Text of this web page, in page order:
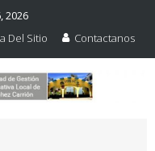
2026
Del Sitio Contactanos